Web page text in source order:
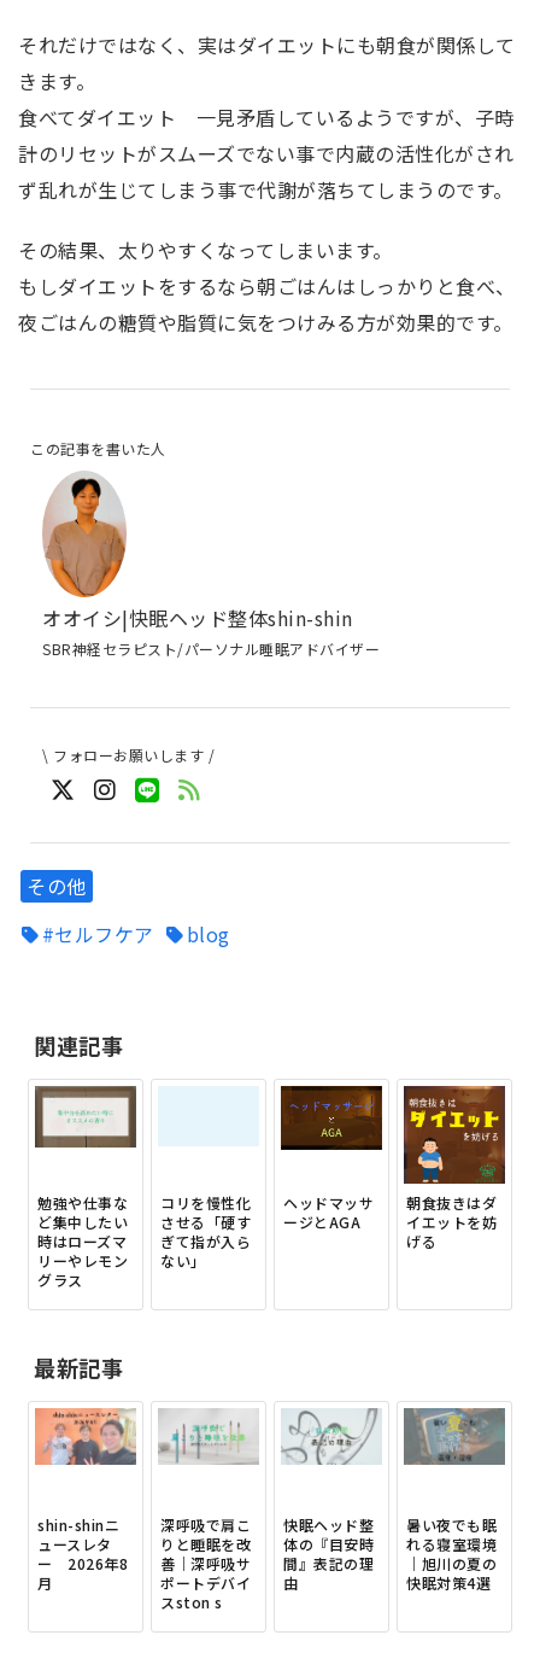
それだけではなく、実はダイエットにも朝食が関係して
きます。
食べてダイエット 一見矛盾しているようですが、子時
計のリセットがスムーズでない事で内蔵の活性化がされ
ず乱れが生じてしまう事で代謝が落ちてしまうのです。
その結果、太りやすくなってしまいます。
もしダイエットをするなら朝ごはんはしっかりと食べ、
夜ごはんの糖質や脂質に気をつけみる方が効果的です。
この記事を書いた人
オオイシ|快眠ヘッド整体shin-shin
SBR神経セラピスト/パーソナル睡眠アドバイザー
\ フォローお願いします /
その他
#セルフケア
blog
関連記事
勉強や仕事な
ど集中したい
時はローズマ
リーやレモン
グラス
コリを慢性化
させる「硬す
ぎて指が入ら
ない」
ヘッドマッサ
ージとAGA
朝食抜きはダ
イエットを妨
げる
最新記事
shin-shinニ
ュースレタ
ー 2026年8
月
深呼吸で肩こ
りと睡眠を改
善｜深呼吸サ
ポートデバイ
スston s
快眠ヘッド整
体の『目安時
間』表記の理
由
暑い夜でも眠
れる寝室環境
｜旭川の夏の
快眠対策4選